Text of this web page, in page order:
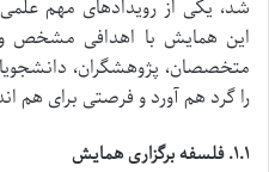
شد، یکی از رویدادهای مهم
این همایش با اهدافی مشخص و
متخصصان، پژوهشگران،
را گرد هم آورد و فرصتی برای هم
۱.۱. فلسفه برگزاری همایش